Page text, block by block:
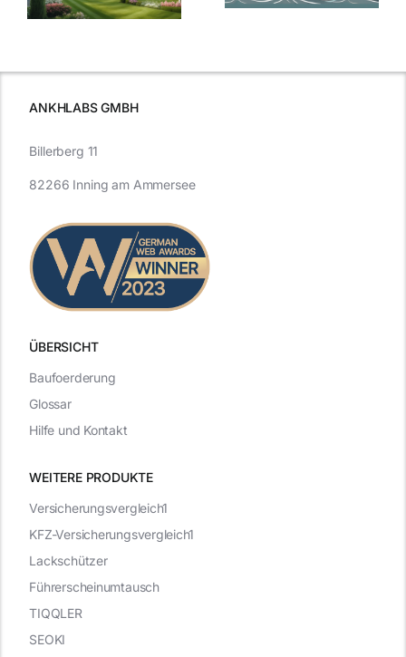
Entwicklung
ANKHLABS GMBH
ÜBERSICHT
WEITERE PRODUKTE
Versicherungsvergleich1
KFZ-Versicherungsvergleich1
Lackschützer
Führerscheinumtausch
TIQQLER
SEOKI
Billerberg 11
82266 Inning am Ammersee
Baufoerderung
Glossar
Hilfe und Kontakt